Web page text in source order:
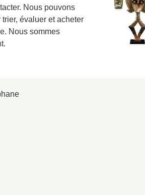
Nous pouvons
évaluer et acheter
Nous sommes